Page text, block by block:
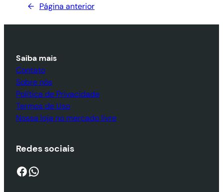
← Página anterior
Saiba mais
Contato
Sobre nós
Política de Privacidade
Termos de Uso
Nossa loja no mercado livre
Redes sociais
Facebook WhatsApp